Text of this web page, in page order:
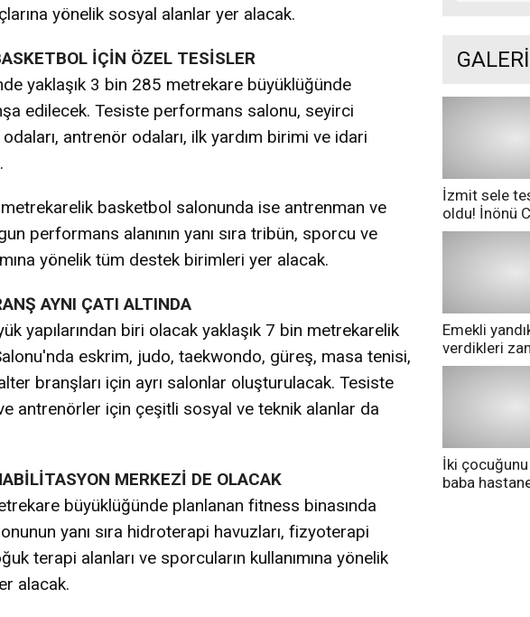
yönelik sosyal alanlar yer alacak.
İÇİN ÖZEL TESİSLER
yaklaşık 3 bin 285 metrekare büyüklüğünde
edilecek. Tesiste performans salonu, seyirci
antrenör odaları, ilk yardım birimi ve idari
basketbol salonunda ise antrenman ve
performans alanının yanı sıra tribün, sporcu ve
yönelik tüm destek birimleri yer alacak.
AYNI ÇATI ALTINDA
yapılarından biri olacak yaklaşık 7 bin metrekarelik
eskrim, judo, taekwondo, güreş, masa tenisi,
branşları için ayrı salonlar oluşturulacak. Tesiste
antrenörler için çeşitli sosyal ve teknik alanlar da
MERKEZİ DE OLACAK
büyüklüğünde planlanan fitness binasında
yanı sıra hidroterapi havuzları, fizyoterapi
terapi alanları ve sporcuların kullanımına yönelik
alacak.
GALERİ
İzmit sele
oldu! İnönü
göle döndü!
Emekli
verdikleri
pazarda geri
İki
baba